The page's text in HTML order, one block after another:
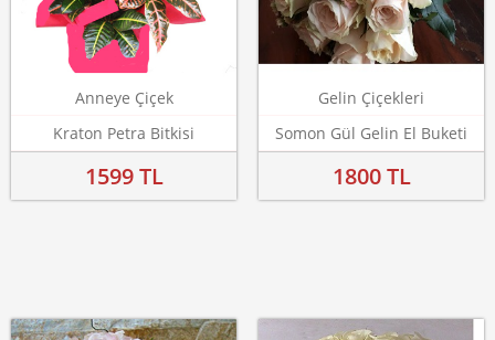
Anneye Çiçek
Kraton Petra Bitkisi
1599 TL
Gelin Çiçekleri
Somon Gül Gelin El Buketi
1800 TL